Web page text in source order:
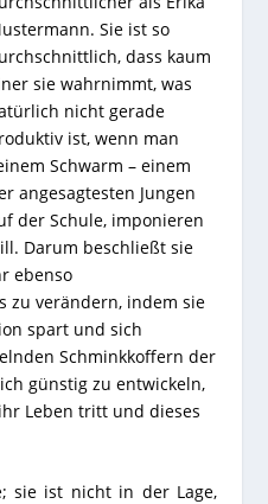
Sie ist so
dass kaum
sie wahrnimmt, was
nicht gerade
ist, wenn man
Schwarm – einem
angesagtesten Jungen
der Schule, imponieren
Darum beschließt sie
ebenso
zu verändern, indem sie
spart und sich
Schminkkoffern der
günstig zu entwickeln,
Leben tritt und dieses
sie ist nicht in der Lage,